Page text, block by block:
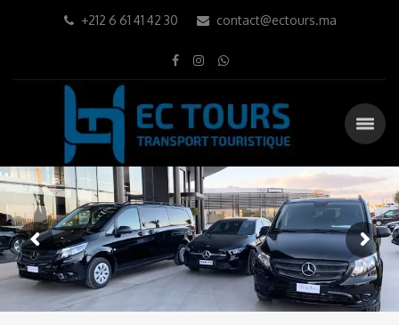
+212 6 61 41 42 30 contact@ectours.ma